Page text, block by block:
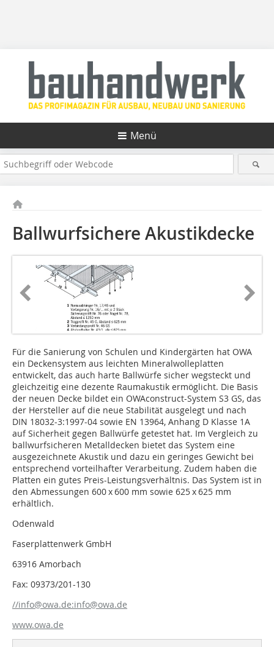
Menü
Ballwurfsichere Akustikdecke
Für die Sanierung von Schulen und Kindergärten hat OWA
ein Deckensystem aus leichten Mineralwolleplatten
entwickelt, das auch harte Ball­würfe sicher wegsteckt und
gleichzeitig eine dezente Raumakustik ermöglicht. Die Basis
der neuen Decke bildet ein OWAconstruct-System S3 GS, das
der Hersteller auf die neue Stabilität ausgelegt und nach
DIN 18032-3:1997-04 sowie EN 13964, Anhang D Klasse 1A
auf Sicherheit gegen Ballwürfe getestet hat. Im Vergleich zu
ballwurfsicheren Metalldecken bietet das System eine
ausgezeichnete Akustik und dazu ein geringes Gewicht bei
entsprechend vorteilhafter Ver­ar­beitung. Zudem haben die
Platten ein gutes Preis-Leistungsverhältnis. Das System ist in
den Abmessungen 600 x 600 mm sowie 625 x 625 mm
erhältlich.
Odenwald
Faserplattenwerk GmbH
63916 Amorbach
Fax: 09373/201-130
//info@owa.de:info@owa.de
www.owa.de